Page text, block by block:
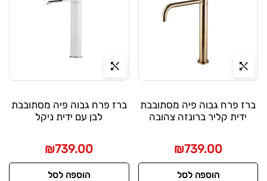
ברז פרח גבוה פיה מסתובבת
ידית קליר ברונזה צהובה
₪739.00
הוספה לסל
ברז פרח גבוה פיה מסתובבת
לבן עם ידית ניקל
₪739.00
הוספה לסל